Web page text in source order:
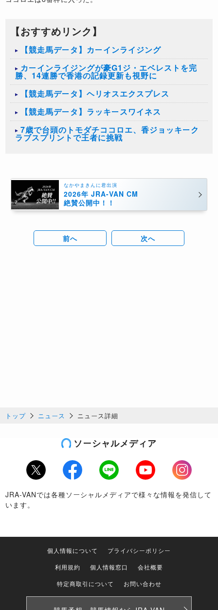
【おすすめリンク】
【競走馬データ】カーインライジング
カーインライジングが豪G1ジ・エベレストを完
勝、14連勝で香港の記録更新も視野に
【競走馬データ】ヘリオスエクスプレス
【競走馬データ】ラッキースワイネス
7歳で台頭のトモダチココロエ、香ジョッキーク
ラブスプリントで王者に挑戦
なかやまきんに君出演
2026年 JRA-VAN CM
絶賛公開中！！
前へ 次へ
トップ ニュース ニュース詳細
ソーシャルメディア
Twitter Facebook LINE Youtube
Instagram
JRA-VANでは各種ソーシャルメディアで様々な情報を発信して
います。
個人情報について
プライバシーポリシー
利用規約
個人情報窓口
会社概要
特定商取引について
お問い合わせ